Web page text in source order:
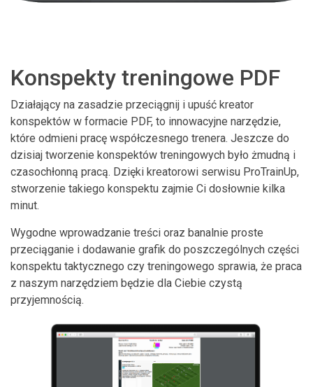
Konspekty treningowe PDF
Działający na zasadzie przeciągnij i upuść kreator
konspektów w formacie PDF, to innowacyjne narzędzie,
które odmieni pracę współczesnego trenera. Jeszcze do
dzisiaj tworzenie konspektów treningowych było żmudną i
czasochłonną pracą. Dzięki kreatorowi serwisu ProTrainUp,
stworzenie takiego konspektu zajmie Ci dosłownie kilka
minut.
Wygodne wprowadzanie treści oraz banalnie proste
przeciąganie i dodawanie grafik do poszczególnych części
konspektu taktycznego czy treningowego sprawia, że praca
z naszym narzędziem będzie dla Ciebie czystą
przyjemnością.